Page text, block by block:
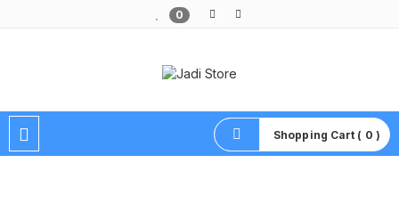
0
Shopping Cart ( 0 )